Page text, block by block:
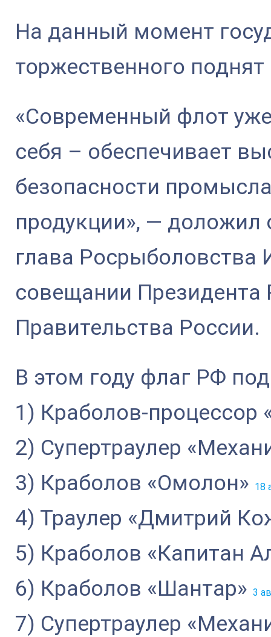
На данный момент
торжественного поднят
«Современный флот
себя – обеспечивает
безопасности
продукции», — доложил
глава Росрыболовства
совещании Президента
Правительства России.
В этом году флаг РФ
1) Краболов-процессор
2) Супертраулер
3) Краболов «Омолон» 18
4) Траулер «Дмитрий
5) Краболов «Капитан
6) Краболов «Шантар» 3
7) Супертраулер